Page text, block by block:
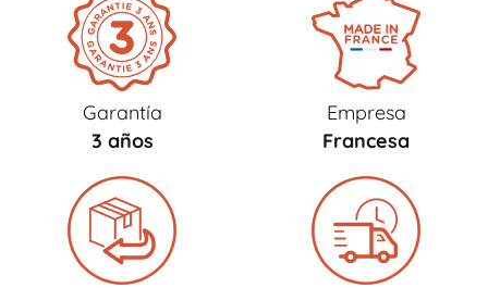
Garantía
3 años
Empresa
Francesa